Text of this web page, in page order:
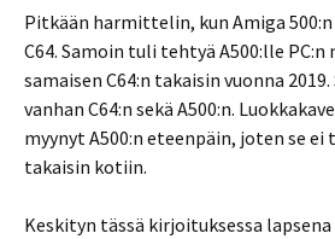
Pitkään harmittelin, kun Amiga
C64. Samoin tuli tehtyä A500:lle
samaisen C64:n takaisin vuonna
vanhan C64:n sekä A500:n.
myynyt A500:n eteenpäin, joten se ei
takaisin kotiin.
Keskityn tässä kirjoituksessa